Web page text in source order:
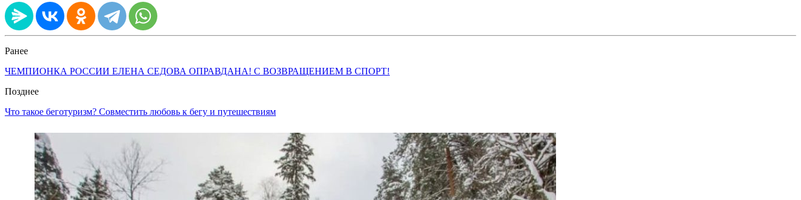
Ранее
ЧЕМПИОНКА РОССИИ ЕЛЕНА СЕДОВА ОПРАВДАНА! С ВОЗВРАЩЕНИЕМ В СПОРТ!
Позднее
Что такое беготуризм? Совместить любовь к бегу и путешествиям